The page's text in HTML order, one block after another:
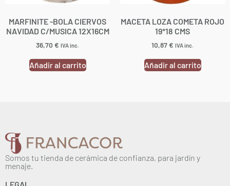
MARFINITE -BOLA CIERVOS
NAVIDAD C/MUSICA 12X16CM
36,70 € IVA inc.
Añadir al carrito
MACETA LOZA COMETA ROJO
19*18 CMS
10,87€ IVA inc.
Añadir al carrito
Somos tu tienda de cerámica de confianza, para jardín y
menaje.